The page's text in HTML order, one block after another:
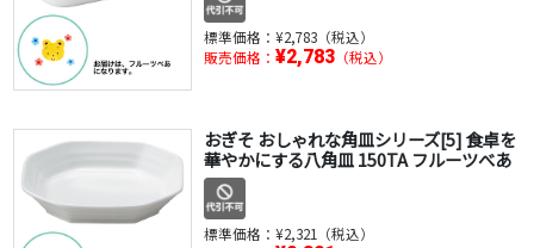
標準価格： ¥2,783（税込）
販売価格： ¥2,783（税込）
おぎそ おしゃれな角皿シリーズ[5] 食卓を
華やかにする八角皿 150TA フルーツべあ
標準価格： ¥2,321（税込）